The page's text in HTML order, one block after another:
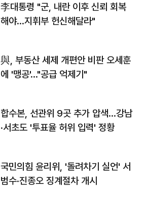
李대통령 "군, 내란 이후 신뢰 회복
해야…지휘부 헌신해달라"
與, 부동산 세제 개편안 비판 오세훈
에 '맹공'…"공급 억제기"
합수본, 선관위 9곳 추가 압색…강남
·서초도 '투표율 허위 입력' 정황
국민의힘 윤리위, '돌려차기 실언' 서
범수·진종오 징계절차 개시